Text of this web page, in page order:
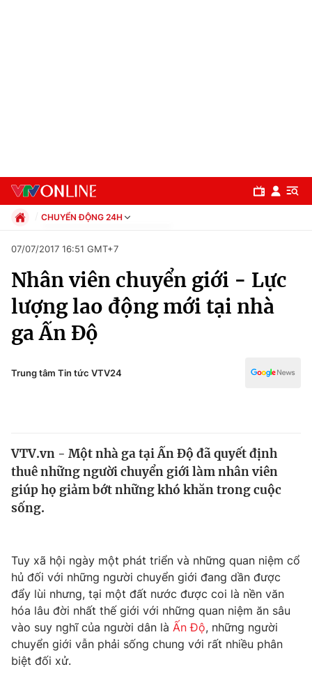
Chuyên mục
Chính trị
Thế giới
Tin tức
Câu chuyện quốc tế
Kinh tế
Thị trường
Góc doanh nghiệp
Dữ liệu và đời sống
Truyền hình
Phim VTV
Hậu trường
Giải trí
Điện ảnh
CHUYỂN ĐỘNG 24H
Xã hội
Pháp luật
Thể thao
Truyền hình
Văn hóa - Giải trí
07/07/2017 16:51 GMT+7
Nhân viên chuyển giới - Lực
lượng lao động mới tại nhà
ga Ấn Độ
Trung tâm Tin tức VTV24
VTV.vn - Một nhà ga tại Ấn Độ đã quyết định
thuê những người chuyển giới làm nhân viên
giúp họ giảm bớt những khó khăn trong cuộc
sống.
Tuy xã hội ngày một phát triển và những quan niệm cổ
hủ đối với những người chuyển giới đang dần được
đẩy lùi nhưng, tại một đất nước được coi là nền văn
hóa lâu đời nhất thế giới với những quan niệm ăn sâu
vào suy nghĩ của người dân là Ấn Độ, những người
chuyển giới vẫn phải sống chung với rất nhiều phân
biệt đối xử.